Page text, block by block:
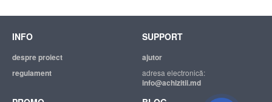
INFO
despre proiect
regulament
SUPPORT
ajutor
adresa electronică:
info@achizitii.md